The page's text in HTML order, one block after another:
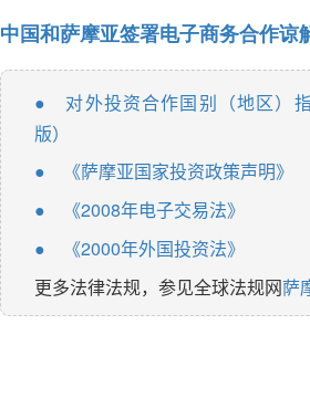
中国和萨摩亚签署电子商务合作谅
●
对外投资合作国别（地区）
版）
● 《萨摩亚国家投资政策声明》
● 《2008年电子交易法》
●
《2000年外国投资法》
更多法律法规，参见全球法规网萨